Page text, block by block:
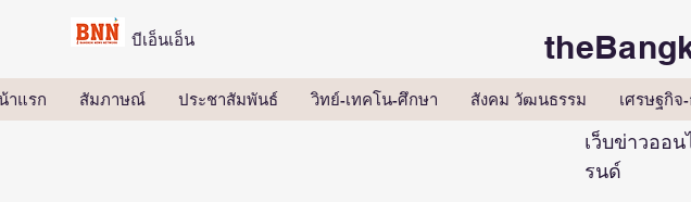
บีเอ็นเอ็น
าแรก สัมภาษณ์ ประชาสัมพันธ์ วิทย์-เทคโน-ศึกษา สังคม วัฒนธรรม เศรษฐกิจ
เว็บข่าวออ
รนด์